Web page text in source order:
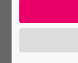
Anmelden